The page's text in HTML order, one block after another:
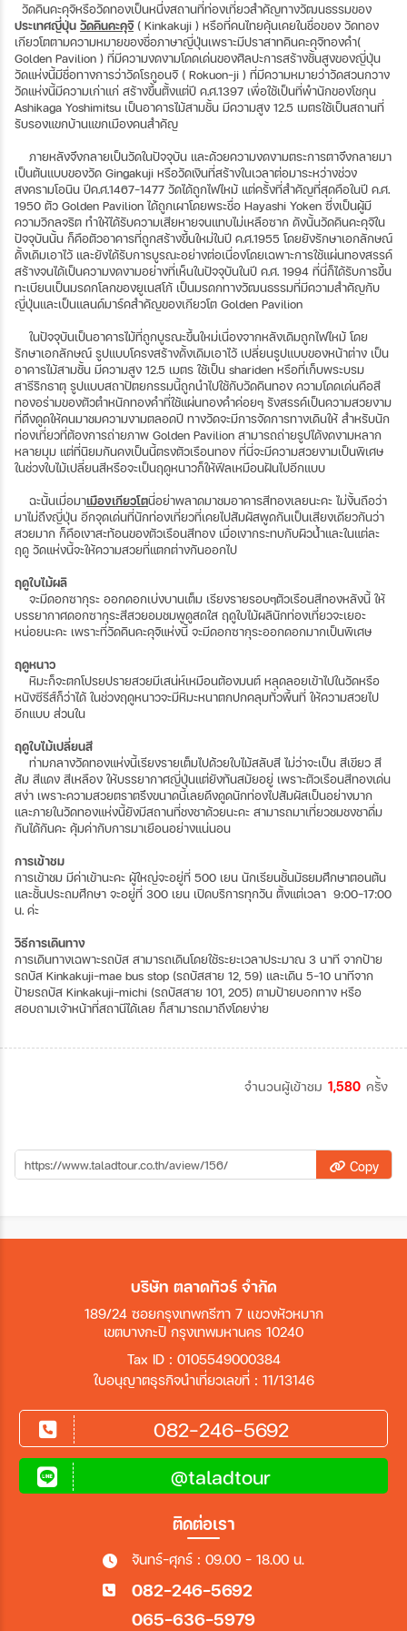
วัดคินคะคุจิหรือวัดทองเป็นหนึ่งสถานที่ท่องเที่ยวสำคัญทางวัฒนธรรมของ
ประเทศญี่ปุ่น วัดคินคะคุจิ( Kinkakuji ) หรือที่คนไทยคุ้นเคยในชื่อของ วัดทอง
เกียวโตตามความหมายของชื่อภาษาญี่ปุ่นเพราะมีปราสาทคินคะคุจิทองคำ(
Golden Pavilion ) ที่มีความงดงามโดดเด่นของศิลปะการสร้างชั้นสูงของญี่ปุ่น
วัดแห่งนี้มีชื่อทางการว่าวัดโรกูอนจิ ( Rokuon-ji ) ที่มีความหมายว่าวัดสวนกวาง
วัดแห่งนี้มีความเก่าแก่ สร้างขึ้นตั้งแต่ปี ค.ศ.1397 เพื่อใช้เป็นที่พำนักของโชกุน
Ashikaga Yoshimitsu เป็นอาคารไม้สามชั้น มีความสูง 12.5 เมตรใช้เป็นสถานที่
รับรองแขกบ้านแขกเมืองคนสำคัญ
ภายหลังจึงกลายเป็นวัดในปัจจุบัน และด้วยความงดงามตระการตาจึงกลายมา
เป็นต้นแบบของวัด Gingakuji หรือวัดเงินที่สร้างในเวลาต่อมาระหว่างช่วง
สงครามโอนิน ปีค.ศ.1467–1477 วัดได้ถูกไฟไหม้ แต่ครั้งที่สำคัญที่สุดคือในปี ค.ศ.
1950 ตัว Golden Pavilion ได้ถูกเผาโดยพระชื่อ Hayashi Yoken ซึ่งเป็นผู้มี
ความวิกลจริต ทำให้ได้รับความเสียหายจนแทบไม่เหลือซาก ดังนั้นวัดคินคะคุจิใน
ปัจจุบันนั้น ก็คือตัวอาคารที่ถูกสร้างขึ้นใหม่ในปี ค.ศ.1955 โดยยังรักษาเอกลักษณ์
ดั้งเดิมเอาไว้ และยังได้รับการบูรณะอย่างต่อเนื่องโดยเฉพาะการใช้แผ่นทองสรรค์
สร้างจนได้เป็นความงดงามอย่างที่เห็นในปัจจุบันในปี ค.ศ. 1994 ที่นี่ก็ได้รับการขึ้น
ทะเบียนเป็นมรดกโลกของยูเนสโก้ เป็นมรดกทางวัฒนธรรมที่มีความสำคัญกับ
ญี่ปุ่นและเป็นแลนด์มาร์คสำคัญของเกียวโต Golden Pavilion
ในปัจจุบันเป็นอาคารไม้ที่ถูกบูรณะขึ้นใหม่เนื่องจากหลังเดิมถูกไฟไหม้ โดย
รักษาเอกลักษณ์ รูปแบบโครงสร้างดั้งเดิมเอาไว้ เปลี่ยนรูปแบบของหน้าต่าง เป็น
อาคารไม้สามชั้น มีความสูง 12.5 เมตร ใช้เป็น shariden หรือที่เก็บพระบรม
สารีริกธาตุ รูปแบบสถาปัตยกรรมนี้ถูกนำไปใช้กับวัดคินทอง ความโดดเด่นคือสี
ทองอร่ามของตัวตำหนักทองคำที่ใช้แผ่นทองคำค่อยๆ รังสรรค์เป็นความสวยงาม
ที่ดึงดูดให้คนมาชมความงามตลอดปี ทางวัดจะมีการจัดการทางเดินให้ สำหรับนัก
ท่องเที่ยวที่ต้องการถ่ายภาพ Golden Pavilion สามารถถ่ายรูปได้งดงามหลาก
หลายมุม แต่ที่นิยมกันคงเป็นนี้ตรงตัวเรือนทอง ที่นี่จะมีความสวยงามเป็นพิเศษ
ในช่วงใบไม้เปลี่ยนสีหรือจะเป็นฤดูหนาวก็ให้ฟีลเหมือนฝันไปอีกแบบ
ฉะนั้นเมื่อมาเมืองเกียวโตนี่อย่าพลาดมาชมอาคารสีทองเลยนะคะ ไม่งั้นถือว่า
มาไม่ถึงญี่ปุ่น อีกจุดเด่นที่นักท่องเที่ยวที่เคยไปสัมผัสพูดกันเป็นเสียงเดียวกันว่า
สวยมาก ก็คือเงาสะท้อนของตัวเรือนสีทอง เมื่อเงากระทบกับผิวน้ำและในแต่ละ
ฤดู วัดแห่งนี้จะให้ความสวยที่แตกต่างกันออกไป
ฤดูใบไม้ผลิ
จะมีดอกซากุระ ออกดอกเบ่งบานเต็ม เรียงรายรอบๆตัวเรือนสีทองหลังนี้ ให้
บรรยากาศดอกซากุระสีสวยอมชมพูดูสดใส ฤดูใบไม้ผลินักท่องเที่ยวจะเยอะ
หน่อยนะคะ เพราะที่วัดคินคะคุจิแห่งนี้ จะมีดอกซากุระออกดอกมากเป็นพิเศษ
ฤดูหนาว
หิมะก็จะตกโปรยปรายสวยมีเสน่ห์เหมือนต้องมนต์ หลุดลอยเข้าไปในวัดหรือ
หนังซีรีส์ก็ว่าได้ ในช่วงฤดูหนาวจะมีหิมะหนาตกปกคลุมทั่วพื้นที่ ให้ความสวยไป
อีกแบบ ส่วนใน
ฤดูใบไม้เปลี่ยนสี
ท่ามกลางวัดทองแห่งนี้เรียงรายเต็มไปด้วยใบไม้สลับสี ไม่ว่าจะเป็น สีเขียว สี
ส้ม สีแดง สีเหลือง ให้บรรยากาศญี่ปุ่นแต่ยังทันสมัยอยู่ เพราะตัวเรือนสีทองเด่น
สง่า เพราะความสวยตราตรึงขนาดนี้เลยดึงดูดนักท่องไปสัมผัสเป็นอย่างมาก
และภายในวัดทองแห่งนี้ยังมีสถานที่ชงชาด้วยนะคะ สามารถมาเที่ยวชมชงชาดื่ม
กันได้กันคะ คุ้มค่ากับการมาเยือนอย่างแน่นอน
การเข้าชม
การเข้าชม มีค่าเข้านะคะ ผู้ใหญ่จะอยู่ที่ 500 เยน นักเรียนชั้นมัธยมศึกษาตอนต้น
และชั้นประถมศึกษา จะอยู่ที่ 300 เยน เปิดบริการทุกวัน ตั้งแต่เวลา 9:00-17:00
น. ค่ะ
วิธีการเดินทาง
การเดินทางเฉพาะรถบัส สามารถเดินโดยใช้ระยะเวลาประมาณ 3 นาที จากป้าย
รถบัส Kinkakuji-mae bus stop (รถบัสสาย 12, 59) และเดิน 5-10 นาทีจาก
ป้ายรถบัส Kinkakuji-michi (รถบัสสาย 101, 205) ตามป้ายบอกทาง หรือ
สอบถามเจ้าหน้าที่สถานีได้เลย ก็สามารถมาถึงโดยง่าย
จำนวนผู้เข้าชม 1,580 ครั้ง
Copy
บริษัท ตลาดทัวร์ จำกัด
189/24 ซอยกรุงเทพกรีฑา 7 แขวงหัวหมาก
เขตบางกะปิ กรุงเทพมหานคร 10240
Tax ID : 0105549000384
ใบอนุญาตธุรกิจนำเที่ยวเลขที่ : 11/13146
082-246-5692
@taladtour
ติดต่อเรา
จันทร์-ศุกร์ : 09.00 - 18.00 น.
082-246-5692
065-636-5979